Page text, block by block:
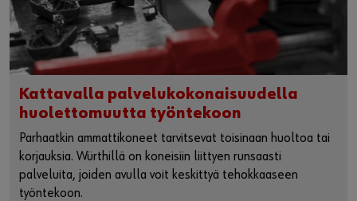
Kattavalla palvelukokonaisuudella
huolettomuutta työntekoon
Parhaatkin ammattikoneet tarvitsevat toisinaan huoltoa tai
korjauksia. Würthillä on koneisiin liittyen runsaasti
palveluita, joiden avulla voit keskittyä tehokkaaseen
työntekoon.